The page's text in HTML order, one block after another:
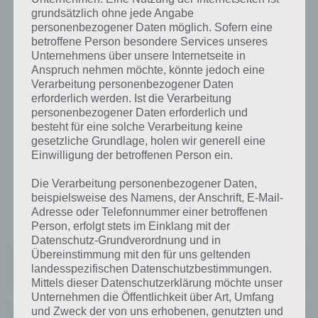
musst du auf den Bildschirm tippen, um
schneller fahren zu können. Lässt du los, fährt das Auto wieder mit
normaler Geschwindigkeit.
Fazit: Loop Drive ein einfaches Spiel für
Zwischendurch
Loop Drive ist entsprechend ein sehr einfach gehaltenes Spiel für
Zwischendurch, das für begrenzte Zeit Spaß macht. Viel neues gibt es
hingegen auch nach längerer Spielzeit nicht, sodass Loop Drive nur
Die App gibt es kostenlos zum Download für Android im Google Play
Store sowie für iPhone, iPad und iPod touch im iTunes App Store.
Loop Drive: Crash Race
Preis:Kostenlos+
grundsätzlich ohne jede Angabe
personenbezogener Daten möglich. Sofern eine
betroffene Person besondere Services unseres
Unternehmens über unsere Internetseite in
Anspruch nehmen möchte, könnte jedoch eine
Verarbeitung personenbezogener Daten
erforderlich werden. Ist die Verarbeitung
personenbezogener Daten erforderlich und
besteht für eine solche Verarbeitung keine
gesetzliche Grundlage, holen wir generell eine
Einwilligung der betroffenen Person ein.
Die Verarbeitung personenbezogener Daten,
beispielsweise des Namens, der Anschrift, E-Mail-
Adresse oder Telefonnummer einer betroffenen
Person, erfolgt stets im Einklang mit der
Datenschutz-Grundverordnung und in
Übereinstimmung mit den für uns geltenden
landesspezifischen Datenschutzbestimmungen.
Mittels dieser Datenschutzerklärung möchte unser
Unternehmen die Öffentlichkeit über Art, Umfang
und Zweck der von uns erhobenen, genutzten und